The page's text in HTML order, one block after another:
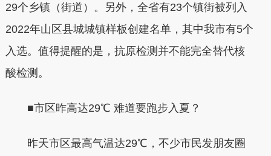
29个乡镇（街道）。另外，全省有23个镇街被列入
2022年山区县城城镇样板创建名单，其中我市有5个
入选。值得提醒的是，抗原检测并不能完全替代核
酸检测。
■市区昨高达29℃ 难道要跑步入夏？
昨天市区最高气温达29℃，不少市民发朋友圈